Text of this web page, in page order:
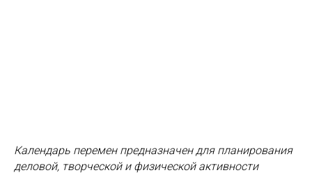
Календарь перемен предназначен для планирования
деловой, творческой и физической активности